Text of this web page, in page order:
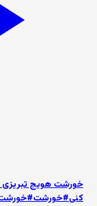
خورشت هویج تبریزی
کنی#خورشت#خورشت